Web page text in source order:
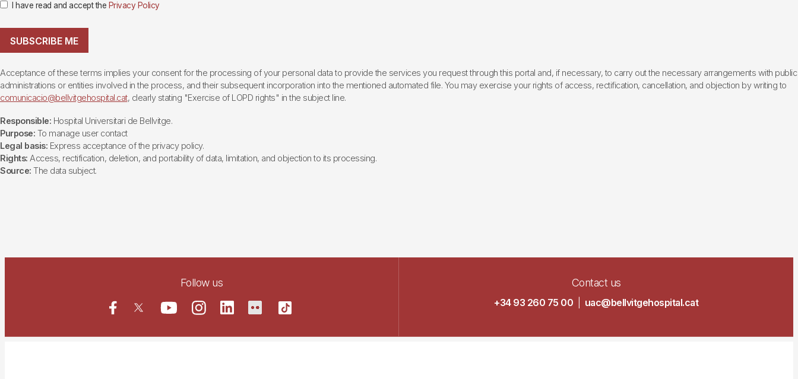
I have read and accept the Privacy Policy
SUBSCRIBE ME
Acceptance of these terms implies your consent for the processing of your personal data to provide the services you request through this portal and, if necessary, to carry out the necessary arrangements with public
administrations or entities involved in the process, and their subsequent incorporation into the mentioned automated file. You may exercise your rights of access, rectification, cancellation, and objection by writing to
comunicacio@bellvitgehospital.cat, clearly stating "Exercise of LOPD rights" in the subject line.
Responsible: Hospital Universitari de Bellvitge.
Purpose: To manage user contact
Legal basis: Express acceptance of the privacy policy.
Rights: Access, rectification, deletion, and portability of data, limitation, and objection to its processing.
Source: The data subject.
Follow us Contact us
+34 93 260 75 00 uac@bellvitgehospital.cat